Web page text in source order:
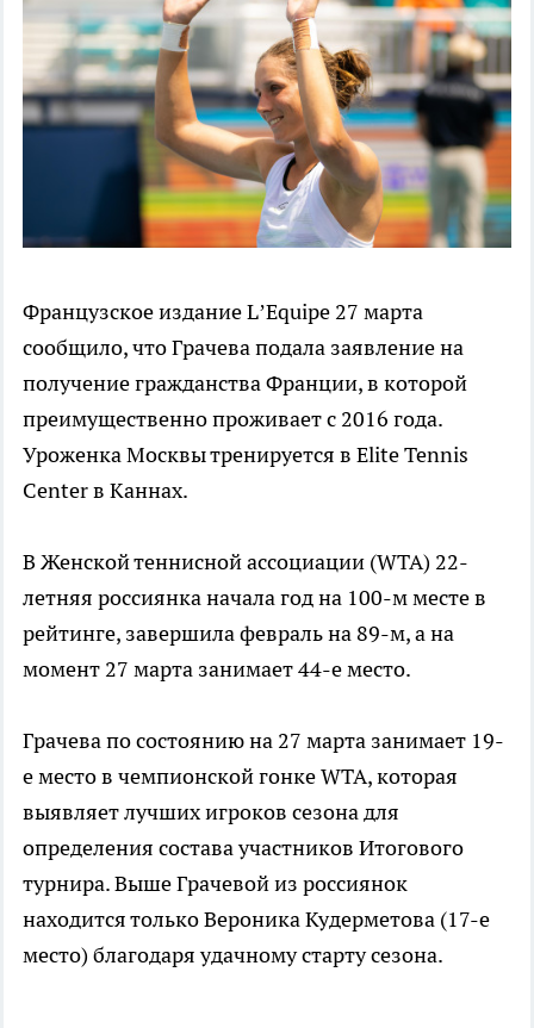
Французское издание L’Equipe 27 марта
сообщило, что Грачева подала заявление на
получение гражданства Франции, в которой
преимущественно проживает с 2016 года.
Уроженка Москвы тренируется в Elite Tennis
Center в Каннах.
В Женской теннисной ассоциации (WTA) 22-
летняя россиянка начала год на 100-м месте в
рейтинге, завершила февраль на 89-м, а на
момент 27 марта занимает 44-е место.
Грачева по состоянию на 27 марта занимает 19-
е место в чемпионской гонке WTA, которая
выявляет лучших игроков сезона для
определения состава участников Итогового
турнира. Выше Грачевой из россиянок
находится только Вероника Кудерметова (17-е
место) благодаря удачному старту сезона.